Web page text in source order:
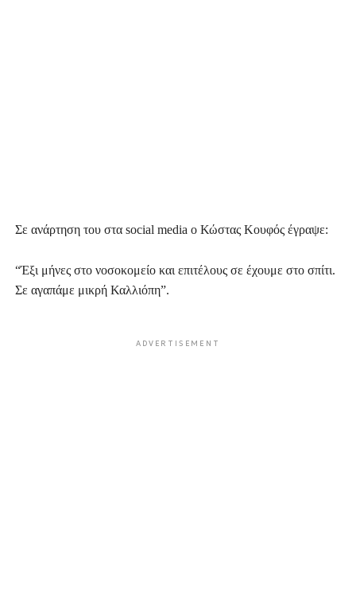
Σε ανάρτηση του στα social media ο Κώστας Κουφός έγραψε:
“Έξι μήνες στο νοσοκομείο και επιτέλους σε έχουμε στο σπίτι.
Σε αγαπάμε μικρή Καλλιόπη”.
ADVERTISEMENT